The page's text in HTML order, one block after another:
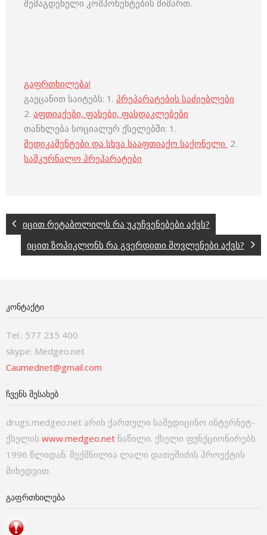
შემაგდენელი კომპონენტების მიმართ.
გაფრთხილება!
გაეცანით საიტებს: 1. პრეპარატების საძიებლები
2. აფთიაქები, ფასები, ფასდაკლებები
თანხლება სოციალურ ქსელებში: 1.
მედიკამენტები და სხვა სააფთიაქო საქონელი 2.
სამკურნალო პრეპარატები
იცით რეტაბოლილს რა უკუჩვენებები აქვს?
იცით ზოპიკლონს რა გვერდითი მოვლენები აქვს?
ᲙᲝᲜᲢᲐᲥᲢᲘ
Tel.: 577 235 400
skype: Medgeo.net
Caumednet@gmail.com
ᲩᲕᲔᲜᲡ ᲨᲔᲡᲐᲮᲔᲑ
drugs.medgeo.net არის ქართული სამედიცინო ინტერნეტ-
ქსელის www.medgeo.net ნაწილი. ქსელი ფუნქციონირებს
1996 წლიდან. შექმნილია ლალი დათეშიძის პროექტის
მიხედვით.
ᲒᲐᲤᲠᲗᲮᲘᲚᲔᲑᲐ